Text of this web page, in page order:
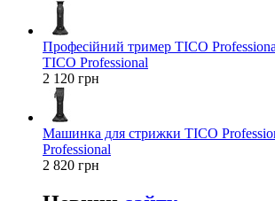
Професійний тример TICO
TICO Professional
2 120 грн
Машинка для стрижки TICO
Professional
2 820 грн